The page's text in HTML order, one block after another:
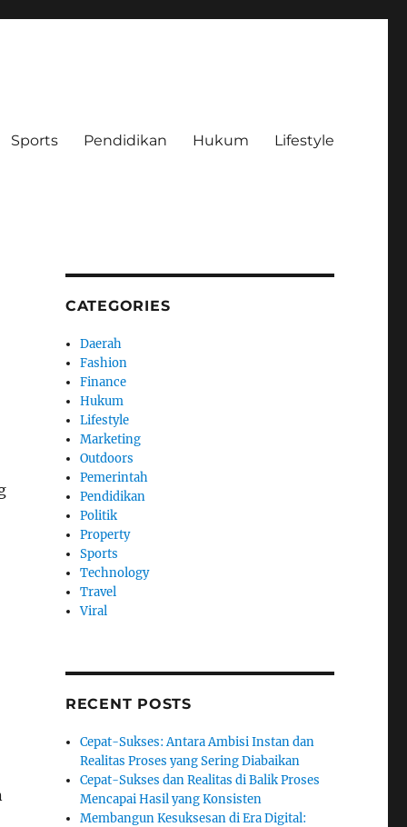
Sports Pendidikan Hukum Lifestyle
CATEGORIES
Daerah
Fashion
Finance
Hukum
Lifestyle
Marketing
Outdoors
Pemerintah
Pendidikan
Politik
Property
Sports
Technology
Travel
Viral
RECENT POSTS
Cepat-Sukses: Antara Ambisi Instan dan
Realitas Proses yang Sering Diabaikan
Cepat-Sukses dan Realitas di Balik Proses
Mencapai Hasil yang Konsisten
Membangun Kesuksesan di Era Digital: